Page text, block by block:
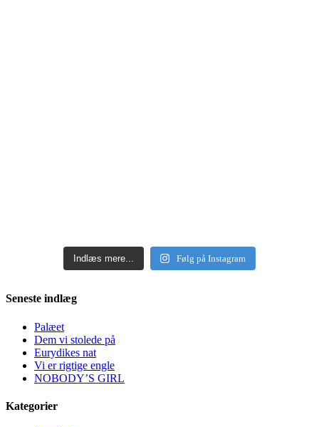
Indlæs mere... Følg på Instagram
Seneste indlæg
Palæet
Dem vi stolede på
Eurydikes nat
Vi er rigtige engle
NOBODY’S GIRL
Kategorier